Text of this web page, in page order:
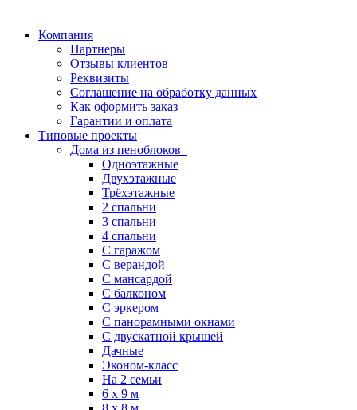
Компания
Партнеры
Отзывы клиентов
Реквизиты
Соглашение на обработку данных
Как оформить заказ
Гарантии и оплата
Типовые проекты
Дома из пеноблоков
Одноэтажные
Двухэтажные
Трёхэтажные
2 спальни
3 спальни
4 спальни
С гаражом
С верандой
С мансардой
С балконом
C эркером
С панорамными окнами
С двускатной крышей
Дачные
Эконом-класс
На 2 семьи
6 x 9 м